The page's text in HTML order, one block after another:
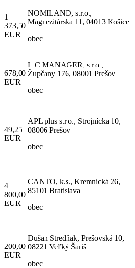
1
373,50
EUR
NOMILAND, s.r.o.,
Magnezitárska 11, 04013 Košice
obec
678,00
EUR
L.C.MANAGER, s.r.o.,
Župčany 176, 08001 Prešov
obec
49,25
EUR
APL plus s.r.o., Strojnícka 10,
08006 Prešov
obec
4
800,00
EUR
CANTO, k.s., Kremnická 26,
85101 Bratislava
obec
200,00
EUR
Dušan Stredňak, Prešovská 10,
08221 Veľký Šariš
obec